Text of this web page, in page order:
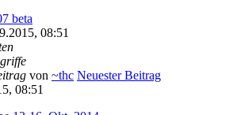
beta
08:51
von ~thc Neuester Beitrag
08:51